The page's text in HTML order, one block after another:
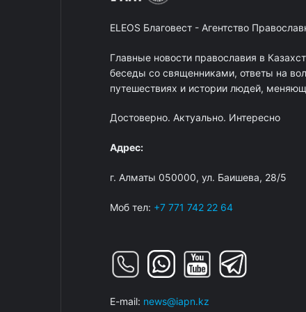
ELEOS Благовест - Агентство
Главные новости православия в
беседы со священниками, ответы на
путешествиях и истории людей,
Достоверно. Актуально. Интересно
Адрес:
г. Алматы 050000, ул. Баишева, 28/5
Моб тел: +7 771 742 22 64
E-mail: news@iapn.kz